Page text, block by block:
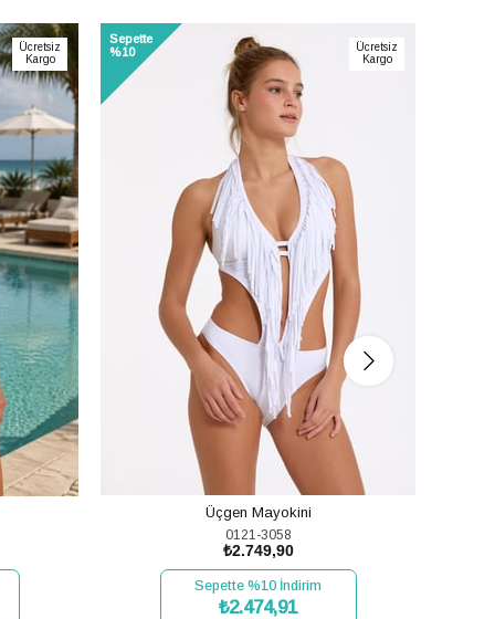
Ücretsiz
Kargo
Sepette
%10
Ücretsiz
Kargo
Üçgen Mayokini
0121-3058
₺2.749,90
Sepette %10 İndirim
₺2.474,91